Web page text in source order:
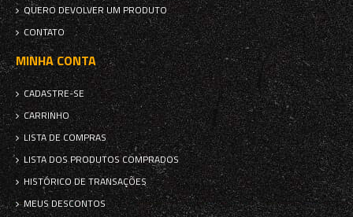
QUERO DEVOLVER UM PRODUTO
CONTATO
MINHA CONTA
CADASTRE-SE
CARRINHO
LISTA DE COMPRAS
LISTA DOS PRODUTOS COMPRADOS
HISTÓRICO DE TRANSAÇÕES
MEUS DESCONTOS